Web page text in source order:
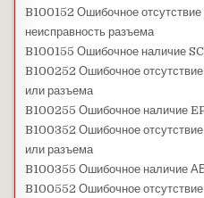
B100152 Ошибочное
неисправность разъема
B100155 Ошибочное наличие
B100252 Ошибочное
или разъема
B100255 Ошибочное наличие
B100352 Ошибочное
или разъема
B100355 Ошибочное наличие
B100552 Ошибочное